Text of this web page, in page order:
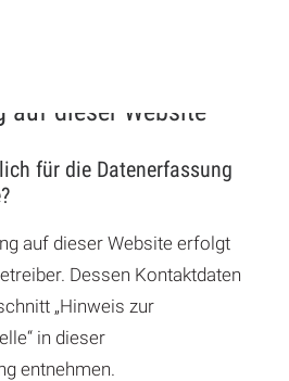
unter diesem Text
auf dieser Website
für die Datenerfassung
auf dieser Website erfolgt
Dessen Kontaktdaten
„Hinweis zur
in dieser
entnehmen.